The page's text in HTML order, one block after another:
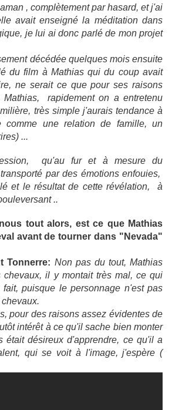
, complètement par hasard, et j'ai
avait enseigné la méditation dans
je lui ai donc parlé de mon projet
décédée quelques mois ensuite
du film à Mathias qui du coup avait
ne serait ce que pour ses raisons
Mathias, rapidement on a entretenu
très simple j'aurais tendance à
comme une relation de famille, un
...
qu'au fur et à mesure du
par des émotions enfouies,
et le résultat de cette révélation, à
..
tout alors, est ce que Mathias
avant de tourner dans "Nevada"
Tonnerre: Non pas du tout, Mathias
chevaux, il y montait très mal, ce qui
puisque le personnage n'est pas
pour des raisons assez évidentes de
intérêt à ce qu'il sache bien monter
était désireux d'apprendre, ce qu'il a
qui se voit à l'image, j'espère (